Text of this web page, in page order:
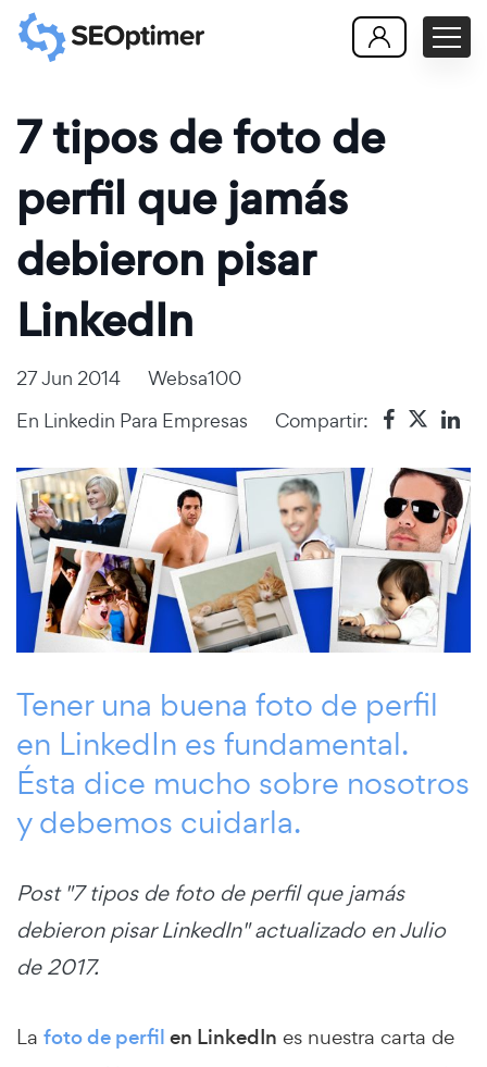
7 tipos de foto de
perfil que jamás
debieron pisar
LinkedIn
27 Jun 2014
Websa100
En Linkedin Para Empresas Compartir:
Tener una buena foto de perfil
en LinkedIn es fundamental.
Ésta dice mucho sobre nosotros
y debemos cuidarla.
Post "7 tipos de foto de perfil que jamás
debieron pisar LinkedIn" actualizado en Julio
de 2017.
La foto de perfil en LinkedIn es nuestra carta de